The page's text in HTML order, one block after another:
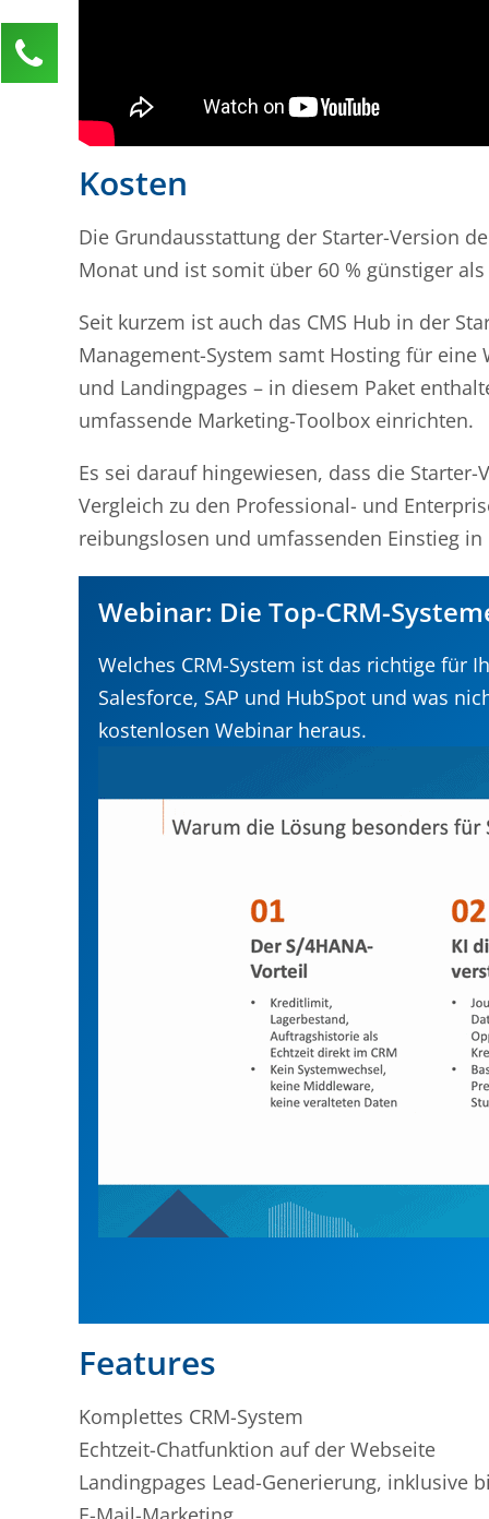
Kosten
Die Grundausstattung der Starter-Version
Monat und ist somit über 60 % günstiger
Seit kurzem ist auch das CMS Hub in der
Management-System samt Hosting für
und Landingpages – in diesem Paket
umfassende Marketing-Toolbox einrichten.
Es sei darauf hingewiesen, dass die
Vergleich zu den Professional- und
reibungslosen und umfassenden Einstieg
Webinar: Die Top-CRM-
Welches CRM-System ist das richtige für
Salesforce, SAP und HubSpot und was
kostenlosen Webinar heraus.
Features
Komplettes CRM-System
Echtzeit-Chatfunktion auf der Webseite
Landingpages Lead-Generierung, inklusive
Kundenservice
0211 946 285 72-65
anja.klusner@mind-force.de
Ihre Anfrage